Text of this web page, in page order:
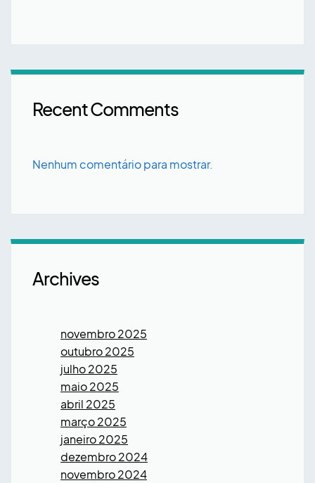
Recent Comments
Nenhum comentário para mostrar.
Archives
novembro 2025
outubro 2025
julho 2025
maio 2025
abril 2025
março 2025
janeiro 2025
dezembro 2024
novembro 2024